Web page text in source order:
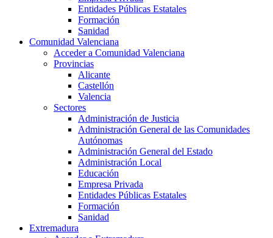
Entidades Públicas Estatales
Formación
Sanidad
Comunidad Valenciana
Acceder a Comunidad Valenciana
Provincias
Alicante
Castellón
Valencia
Sectores
Administración de Justicia
Administración General de las Comunidades
Autónomas
Administración General del Estado
Administración Local
Educación
Empresa Privada
Entidades Públicas Estatales
Formación
Sanidad
Extremadura